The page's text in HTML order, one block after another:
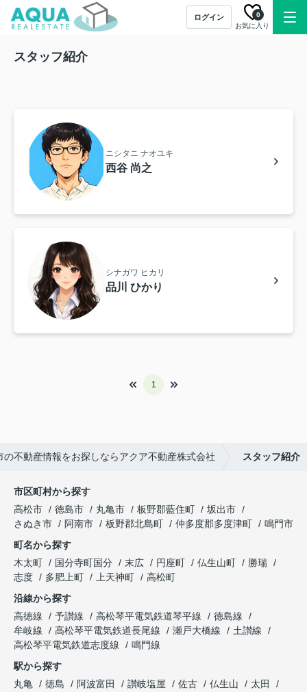
ログイン
お気に入り
0
スタッフ紹介
ニシタニ ナオユキ
西谷 尚之
シナガワ ヒカリ
品川 ひかり
1
の不動産情報をお探しならアクア不動産株式会社 スタッフ紹介
市区町村から探す
高松市
徳島市 丸亀市 板野郡藍住町
坂出市
さぬき市
阿南市 板野郡北島町 仲多度郡多度津町
鳴門市
町名から探す
木太町
国分寺町国分 末広 円座町 仏生山町
勝瑞
志度
多肥上町 上天神町
高松町
沿線から探す
高徳線
予讃線 高松琴平電気鉄道琴平線
徳島線
牟岐線
高松琴平電気鉄道長尾線 瀬戸大橋線
土讃線
高松琴平電気鉄道志度線
鳴門線
駅から探す
丸亀
徳島 阿波富田 讃岐塩屋 佐古 仏生山
太田